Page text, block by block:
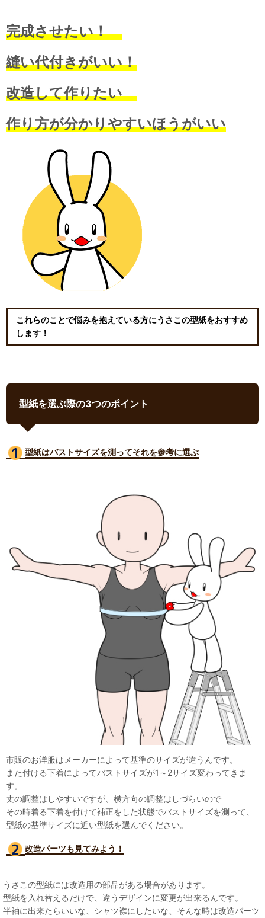
完成させたい！
縫い代付きがいい！
改造して作りたい
作り方が分かりやすいほうがいい
これらのことで悩みを抱えている方にうさこの型紙をおすすめ
します！
型紙を選ぶ際の3つのポイント
型紙はバストサイズを測ってそれを参考に選ぶ
市販のお洋服はメーカーによって基準のサイズが違うんです。
また付ける下着によってバストサイズが1～2サイズ変わってきま
す。
丈の調整はしやすいですが、横方向の調整はしづらいので
その時着る下着を付けて補正をした状態でバストサイズを測って、
型紙の基準サイズに近い型紙を選んでください。
改造パーツも見てみよう！
うさこの型紙には改造用の部品がある場合があります。
型紙を入れ替えるだけで、違うデザインに変更が出来るんです。
半袖に出来たらいいな、シャツ襟にしたいな、そんな時は改造パーツ